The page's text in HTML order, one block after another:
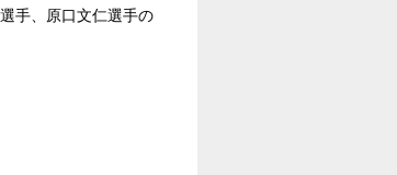
手、原口文仁選手の